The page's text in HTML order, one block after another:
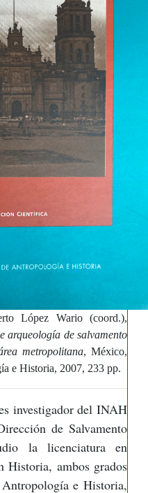
López Wario (coord.),
arqueología de salvamento
metropolitana, México,
e Historia, 2007, 233 pp.
investigador del INAH
de Salvamento
la licenciatura en
Historia, ambos grados
e Historia,